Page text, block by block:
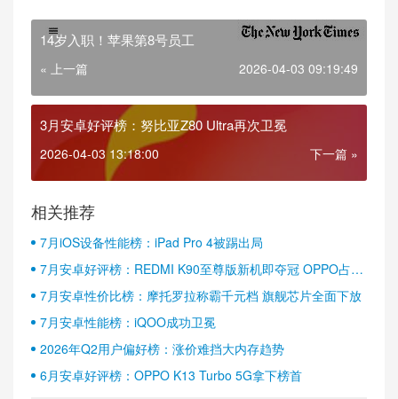
14岁入职！苹果第8号员工
« 上一篇 2026-04-03 09:19:49
3月安卓好评榜：努比亚Z80 Ultra再次卫冕
2026-04-03 13:18:00 下一篇 »
相关推荐
7月iOS设备性能榜：iPad Pro 4被踢出局
7月安卓好评榜：REDMI K90至尊版新机即夺冠 OPPO占据
半壁江山
7月安卓性价比榜：摩托罗拉称霸千元档 旗舰芯片全面下放
7月安卓性能榜：iQOO成功卫冕
2026年Q2用户偏好榜：涨价难挡大内存趋势
6月安卓好评榜：OPPO K13 Turbo 5G拿下榜首